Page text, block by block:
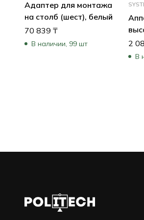
Адаптер для монтажа
на столб (шест), белый
70 839 ₸
В наличии, 99 шт
HD
2
В